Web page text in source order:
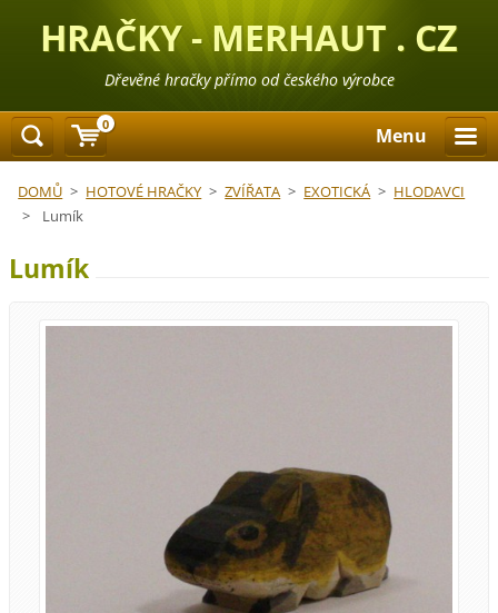
HRAČKY - MERHAUT . CZ
Dřevěné hračky přímo od českého výrobce
Menu
DOMŮ > HOTOVÉ HRAČKY > ZVÍŘATA > EXOTICKÁ > HLODAVCI
>
Lumík
Lumík
0